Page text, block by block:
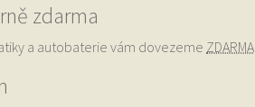
zdarma
a autobaterie vám dovezeme ZDARMA